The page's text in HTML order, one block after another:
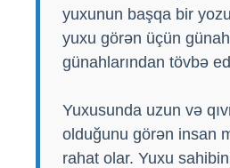
yuxunun başqa bir
yuxu görən üçün
günahlarından tövbə
Yuxusunda uzun və
olduğunu görən insan
rahat olar. Yuxu